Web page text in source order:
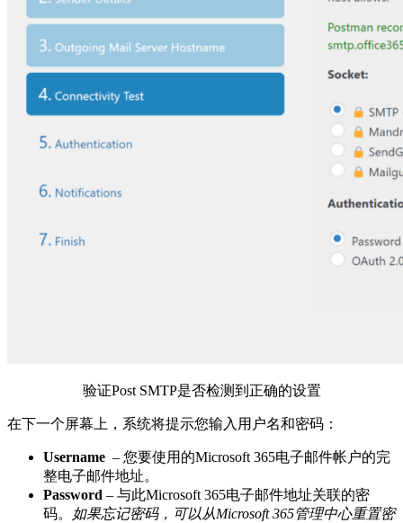
验证Post SMTP是否检测到正确的设置
在下一个屏幕上，系统将提示您输入用户名和密码：
Username – 您要使用的Microsoft 365电子邮件帐户的完
整电子邮件地址。
Password – 与此Microsoft 365电子邮件地址关联的密
码。
如果忘记密码，可以从Microsoft 365管理中心重置密